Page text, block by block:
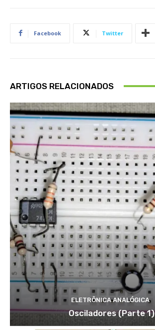
Facebook Twitter
ARTIGOS RELACIONADOS
ELETRÔNICA ANALÓGICA
Osciladores (Parte 1)